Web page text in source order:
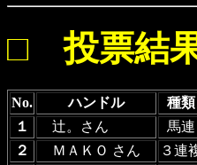
□ 投票結
No. ハンドル 種類
１
辻。さん 馬連
２
ＭＡＫＯ さん ３連